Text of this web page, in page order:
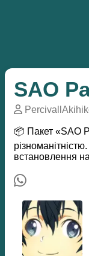
SAO
📦 Пакет «SAO
встановлення